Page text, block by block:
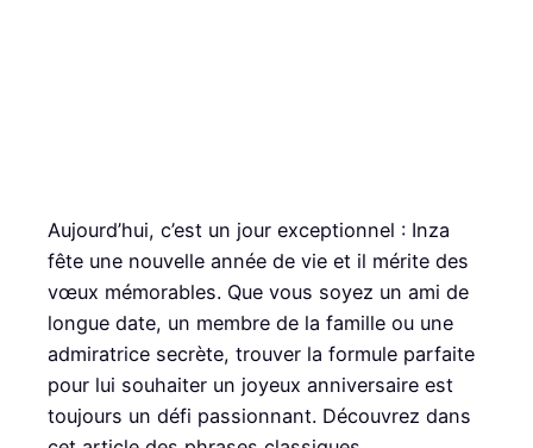
Aujourd’hui, c’est un jour exceptionnel : Inza
fête une nouvelle année de vie et il mérite des
vœux mémorables. Que vous soyez un ami de
longue date, un membre de la famille ou une
admiratrice secrète, trouver la formule parfaite
pour lui souhaiter un joyeux anniversaire est
toujours un défi passionnant. Découvrez dans